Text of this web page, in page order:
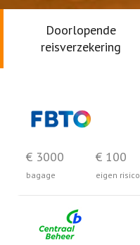
Doorlopende
reisverzekering
€ 3000
bagage
€ 100
eigen risico